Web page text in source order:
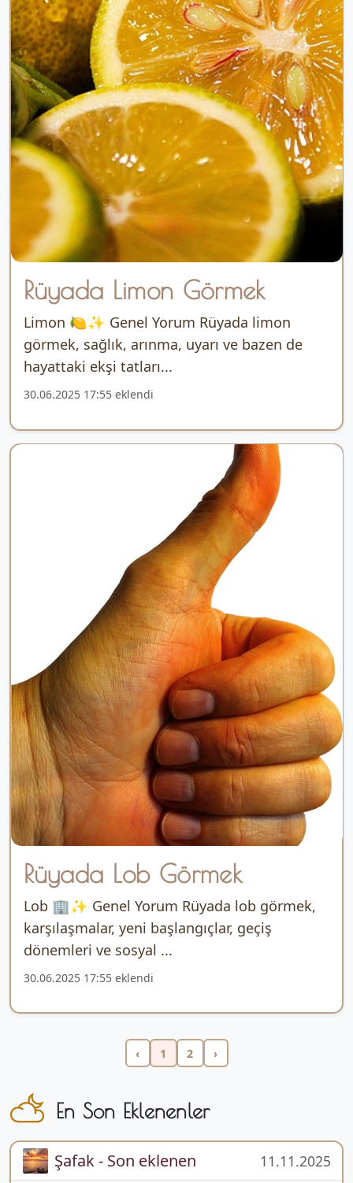
Rüyada Limon Görmek
Limon 🍋✨ Genel Yorum Rüyada limon
görmek, sağlık, arınma, uyarı ve bazen de
hayattaki ekşi tatları...
30.06.2025 17:55 eklendi
Rüyada Lob Görmek
Lob 🏢✨ Genel Yorum Rüyada lob görmek,
karşılaşmalar, yeni başlangıçlar, geçiş
dönemleri ve sosyal ...
30.06.2025 17:55 eklendi
‹ 1 2 ›
En Son Eklenenler
Şafak - Son eklenen 11.11.2025